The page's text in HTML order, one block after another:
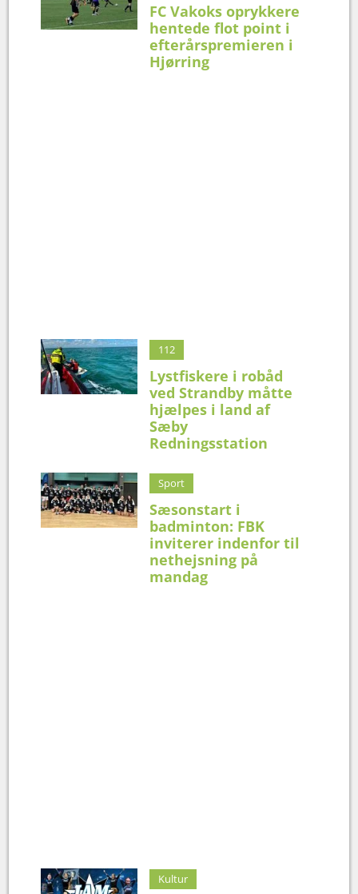
FC Vakoks oprykkere
hentede flot point i
efterårspremieren i
Hjørring
112
Lystfiskere i robåd
ved Strandby måtte
hjælpes i land af
Sæby
Redningsstation
Sport
Sæsonstart i
badminton: FBK
inviterer indenfor til
nethejsning på
mandag
Kultur